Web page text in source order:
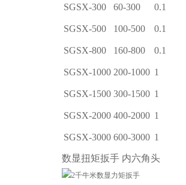
SGSX-300 60-300 0.1
SGSX-500 100-500 0.1
SGSX-800 160-800 0.1
SGSX-1000 200-1000 1
SGSX-1500 300-1500 1
SGSX-2000 400-2000 1
SGSX-3000 600-3000 1
数显扭矩扳手 内六角头